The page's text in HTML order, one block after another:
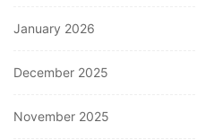
January 2026
December 2025
November 2025